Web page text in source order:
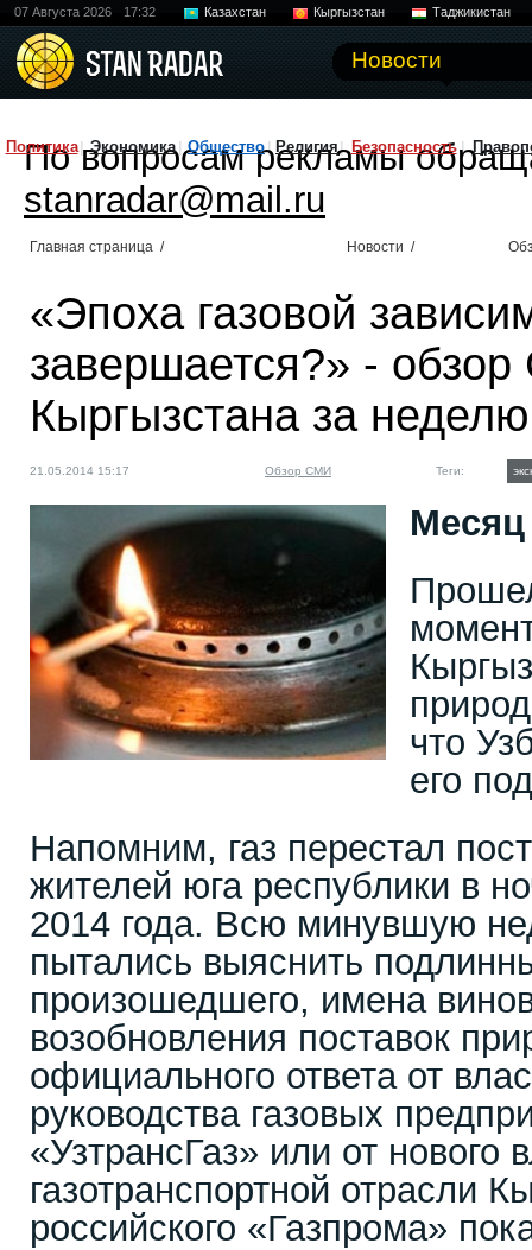
07 Августа 2026 17:32 Казахстан Кыргызстан Таджикистан
Новости
Политика Экономика Общество Религия Безопасность
По вопросам рекламы
stanradar@mail.ru
Главная страница / Новости /
«Эпоха газовой
завершается?» -
Кыргызстана за неделю
21.05.2014 15:17 Обзор СМИ Теги:
Месяц
что
его
Напомним, газ перестал
жителей юга республики в
2014 года. Всю минувшую
пытались выяснить
произошедшего, имена
возобновления поставок
официального ответа от
руководства газовых
«УзтрансГаз» или от нового
газотранспортной отрасли
российского «Газпрома»